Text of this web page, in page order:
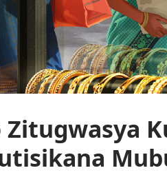
Zitugwasya